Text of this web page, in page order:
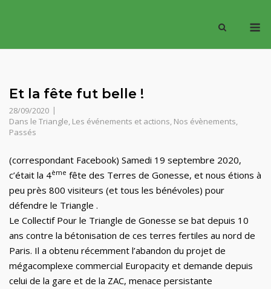
Et la fête fut belle !
28/09/2020
Dans le Triangle, Les événements et actions, Nos évènements,
Passés
(correspondant Facebook) Samedi 19 septembre 2020,
c’était la 4ème fête des Terres de Gonesse, et nous étions à
peu près 800 visiteurs (et tous les bénévoles) pour
défendre le Triangle .
Le Collectif Pour le Triangle de Gonesse se bat depuis 10
ans contre la bétonisation de ces terres fertiles au nord de
Paris. Il a obtenu récemment l’abandon du projet de
mégacomplexe commercial Europacity et demande depuis
celui de la gare et de la ZAC, menace persistante